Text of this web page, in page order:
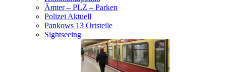
Ämter – PLZ – Parken
Polizei Aktuell
Pankows 13 Ortsteile
Sightseeing